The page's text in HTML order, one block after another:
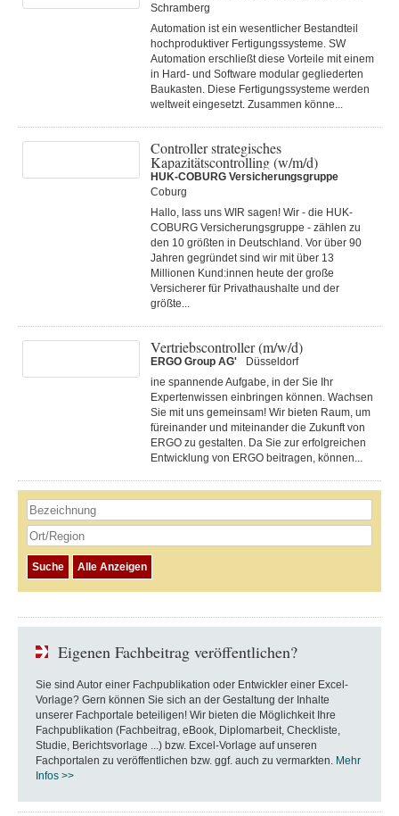
Schramberg
Automation ist ein wesentlicher Bestandteil
hochproduktiver Fertigungssysteme. SW
Automation erschließt diese Vorteile mit einem
in Hard- und Software modular gegliederten
Baukasten. Diese Fertigungs­systeme werden
weltweit eingesetzt. Zusammen könne...
Controller strategisches
Kapazitätscontrolling (w/m/d)
HUK-COBURG Versicherungsgruppe
Coburg
Hallo, lass uns WIR sagen! Wir - die HUK-
COBURG Versicherungsgruppe - zählen zu
den 10 größten in Deutschland. Vor über 90
Jahren gegründet sind wir mit über 13
Millionen Kund:innen heute der große
Versicherer für Privathaushalte und der
größte...
Vertriebscontroller (m/w/d)
ERGO Group AG'
Düsseldorf
ine spannende Aufgabe, in der Sie Ihr
Expertenwissen einbringen können. Wachsen
Sie mit uns gemeinsam! Wir bieten Raum, um
füreinander und miteinander die Zukunft von
ERGO zu gestalten. Da Sie zur erfolgreichen
Entwicklung von ERGO beitragen, können...
Eigenen Fachbeitrag veröffentlichen?
Sie sind Autor einer Fachpublikation oder Entwickler einer Excel-
Vorlage? Gern können Sie sich an der Gestaltung der Inhalte
unserer Fachportale beteiligen! Wir bieten die Möglichkeit Ihre
Fachpublikation (Fachbeitrag, eBook, Diplomarbeit, Checkliste,
Studie, Berichtsvorlage ...) bzw. Excel-Vorlage auf unseren
Fachportalen zu veröffentlichen bzw. ggf. auch zu vermarkten. Mehr
Infos >>